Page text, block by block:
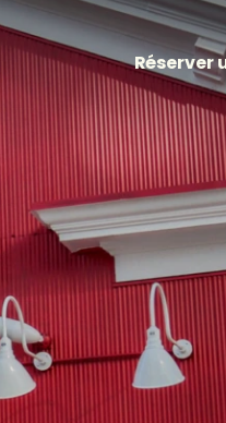
Réserver